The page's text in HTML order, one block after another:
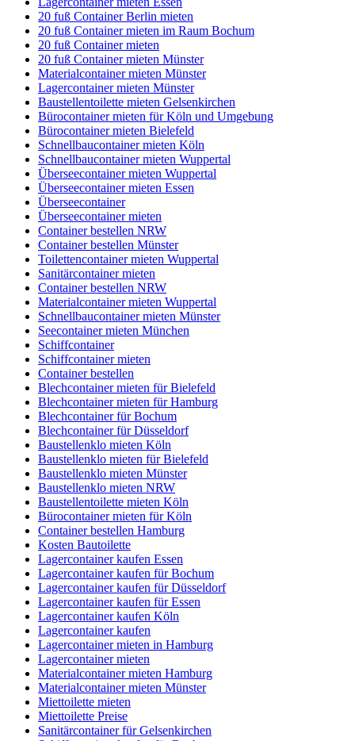
20 fuß Container Berlin mieten
20 fuß Container mieten im Raum Bochum
20 fuß Container mieten
20 fuß Container mieten Münster
Materialcontainer mieten Münster
Lagercontainer mieten Münster
Baustellentoilette mieten Gelsenkirchen
Bürocontainer mieten für Köln und Umgebung
Bürocontainer mieten Bielefeld
Schnellbaucontainer mieten Köln
Schnellbaucontainer mieten Wuppertal
Überseecontainer mieten Wuppertal
Überseecontainer mieten Essen
Überseecontainer
Überseecontainer mieten
Container bestellen NRW
Container bestellen Münster
Toilettencontainer mieten Wuppertal
Sanitärcontainer mieten
Container bestellen NRW
Materialcontainer mieten Wuppertal
Schnellbaucontainer mieten Münster
Seecontainer mieten München
Schiffcontainer
Schiffcontainer mieten
Container bestellen
Blechcontainer mieten für Bielefeld
Blechcontainer mieten für Hamburg
Blechcontainer für Bochum
Blechcontainer für Düsseldorf
Baustellenklo mieten Köln
Baustellenklo mieten für Bielefeld
Baustellenklo mieten Münster
Baustellenklo mieten NRW
Baustellentoilette mieten Köln
Bürocontainer mieten für Köln
Container bestellen Hamburg
Kosten Bautoilette
Lagercontainer kaufen Essen
Lagercontainer kaufen für Bochum
Lagercontainer kaufen für Düsseldorf
Lagercontainer kaufen für Essen
Lagercontainer kaufen Köln
Lagercontainer kaufen
Lagercontainer mieten in Hamburg
Lagercontainer mieten
Materialcontainer mieten Hamburg
Materialcontainer mieten Münster
Miettoilette mieten
Miettoilette Preise
Sanitärcontainer für Gelsenkirchen